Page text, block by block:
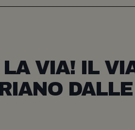
LA VIA! IL